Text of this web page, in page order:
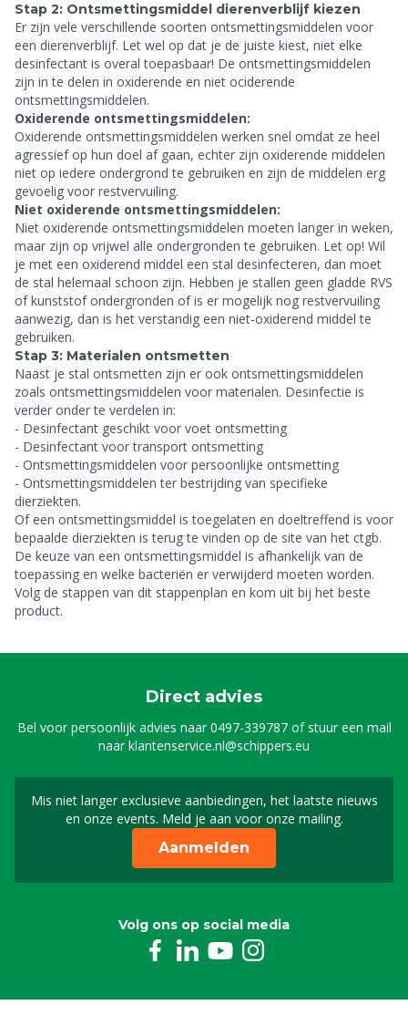
Stap 2: Ontsmettingsmiddel dierenverblijf kiezen
Er zijn vele verschillende soorten ontsmettingsmiddelen voor
een dierenverblijf. Let wel op dat je de juiste kiest, niet elke
desinfectant is overal toepasbaar! De ontsmettingsmiddelen
zijn in te delen in oxiderende en niet ociderende
ontsmettingsmiddelen.
Oxiderende ontsmettingsmiddelen:
Oxiderende ontsmettingsmiddelen werken snel omdat ze heel
agressief op hun doel af gaan, echter zijn oxiderende middelen
niet op iedere ondergrond te gebruiken en zijn de middelen erg
gevoelig voor restvervuiling.
Niet oxiderende ontsmettingsmiddelen:
Niet oxiderende ontsmettingsmiddelen moeten langer in weken,
maar zijn op vrijwel alle ondergronden te gebruiken. Let op! Wil
je met een oxiderend middel een stal desinfecteren, dan moet
de stal helemaal schoon zijn. Hebben je stallen geen gladde RVS
of kunststof ondergronden of is er mogelijk nog restvervuiling
aanwezig, dan is het verstandig een niet-oxiderend middel te
gebruiken.
Stap 3: Materialen ontsmetten
Naast je stal ontsmetten zijn er ook ontsmettingsmiddelen
zoals ontsmettingsmiddelen voor materialen. Desinfectie is
verder onder te verdelen in:
- Desinfectant geschikt voor voet ontsmetting
- Desinfectant voor transport ontsmetting
- Ontsmettingsmiddelen voor persoonlijke ontsmetting
- Ontsmettingsmiddelen ter bestrijding van specifieke
dierziekten.
Of een ontsmettingsmiddel is toegelaten en doeltreffend is voor
bepaalde dierziekten is terug te vinden op de site van het ctgb.
De keuze van een ontsmettingsmiddel is afhankelijk van de
toepassing en welke bacteriën er verwijderd moeten worden.
Volg de stappen van dit stappenplan en kom uit bij het beste
product.
Direct advies
Bel voor persoonlijk advies naar0497-339787of stuur een mail
naarklantenservice.nl@schippers.eu
Mis niet langer exclusieve aanbiedingen, het laatste nieuws
en onze events. Meld je aan voor onze mailing.
Schrijf je in voor onze
Aanmelden
Volg ons op social media